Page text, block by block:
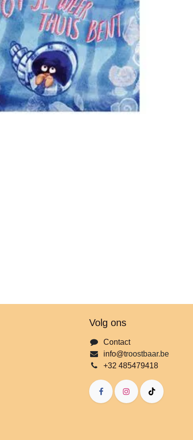
Volg ons
Contact
info@troostbaar.be
+32 485479418